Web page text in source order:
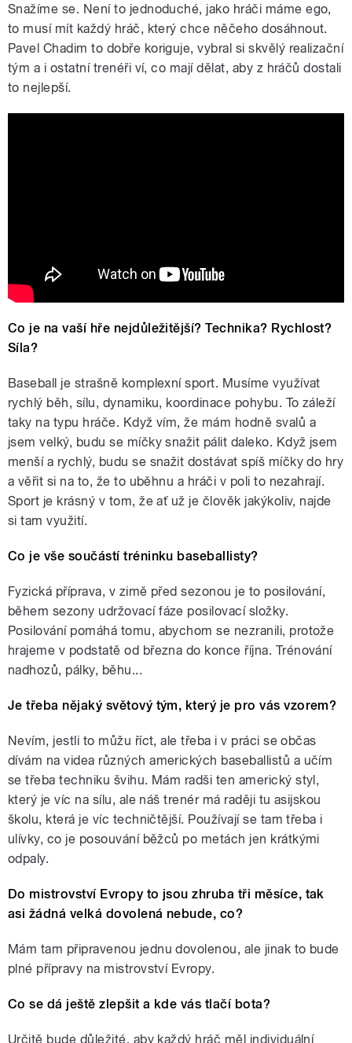
Snažíme se. Není to jednoduché, jako hráči máme ego,
to musí mít každý hráč, který chce něčeho dosáhnout.
Pavel Chadim to dobře koriguje, vybral si skvělý realizační
tým a i ostatní trenéři ví, co mají dělat, aby z hráčů dostali
to nejlepší.
Co je na vaší hře nejdůležitější? Technika? Rychlost?
Síla?
Baseball je strašně komplexní sport. Musíme využívat
rychlý běh, sílu, dynamiku, koordinace pohybu. To záleží
taky na typu hráče. Když vím, že mám hodně svalů a
jsem velký, budu se míčky snažit pálit daleko. Když jsem
menší a rychlý, budu se snažit dostávat spíš míčky do hry
a věřit si na to, že to uběhnu a hráči v poli to nezahrají.
Sport je krásný v tom, že ať už je člověk jakýkoliv, najde
si tam využití.
Co je vše součástí tréninku baseballisty?
Fyzická příprava, v zimě před sezonou je to posilování,
během sezony udržovací fáze posilovací složky.
Posilování pomáhá tomu, abychom se nezranili, protože
hrajeme v podstatě od března do konce října. Trénování
nadhozů, pálky, běhu...
Je třeba nějaký světový tým, který je pro vás vzorem?
Nevím, jestli to můžu říct, ale třeba i v práci se občas
dívám na videa různých amerických baseballistů a učím
se třeba techniku švihu. Mám radši ten americký styl,
který je víc na sílu, ale náš trenér má raději tu asijskou
školu, která je víc techničtější. Používají se tam třeba i
ulívky, co je posouvání běžců po metách jen krátkými
odpaly.
Do mistrovství Evropy to jsou zhruba tři měsíce, tak
asi žádná velká dovolená nebude, co?
Mám tam připravenou jednu dovolenou, ale jinak to bude
plné přípravy na mistrovství Evropy.
Co se dá ještě zlepšit a kde vás tlačí bota?
Určitě bude důležité, aby každý hráč měl individuální